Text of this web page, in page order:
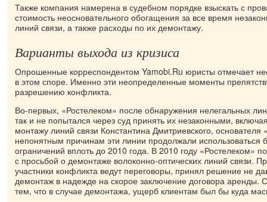
Также компания намерена в судебном порядке взыскать с
стоимость неосновательного обогащения за все время
линий связи, а также расходы по их демонтажу.
Варианты выхода из кризиса
Опрошенные корреспондентом Yamobi.Ru юристы отмечает
в этом споре. Именно эти неопределенные моменты
разрешению конфликта.
Во-первых, «Ростелеком» после обнаружения нелегальных
так и не попытался через суд принять их незаконными,
монтажу линий связи Константина Дмитриевского,
непонятным причинам эти линии продолжали использоваться
ограничений вплоть до 2010 года. В 2010 году «Ростелеком»
с просьбой о демонтаже волоконно-оптических линий связи.
участники конфликта ведут переговоры, принял решение не
демонтаж в надежде на скорое заключение договора аренды.
тем, что в случае демонтажа, ущерб клиентам был бы куда